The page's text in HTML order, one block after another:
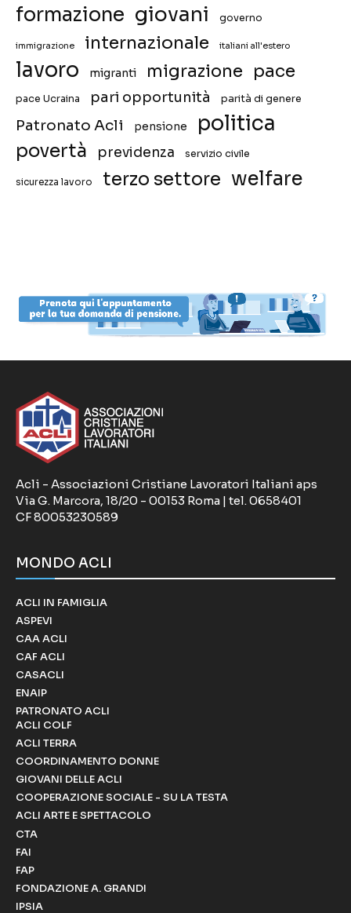
formazione giovani governo
immigrazione internazionale italiani all'estero
lavoro migranti migrazione pace
pace Ucraina pari opportunità parità di genere
Patronato Acli pensione politica
povertà previdenza servizio civile
sicurezza lavoro terzo settore welfare
Acli - Associazioni Cristiane Lavoratori Italiani aps
Via G. Marcora, 18/20 - 00153 Roma | tel. 0658401
CF 80053230589
MONDO ACLI
ACLI IN FAMIGLIA
ASPEVI
CAA ACLI
CAF ACLI
CASACLI
ENAIP
PATRONATO ACLI
ACLI COLF
ACLI TERRA
COORDINAMENTO DONNE
GIOVANI DELLE ACLI
COOPERAZIONE SOCIALE - SU LA TESTA
ACLI ARTE E SPETTACOLO
CTA
FAI
FAP
FONDAZIONE A. GRANDI
IPSIA